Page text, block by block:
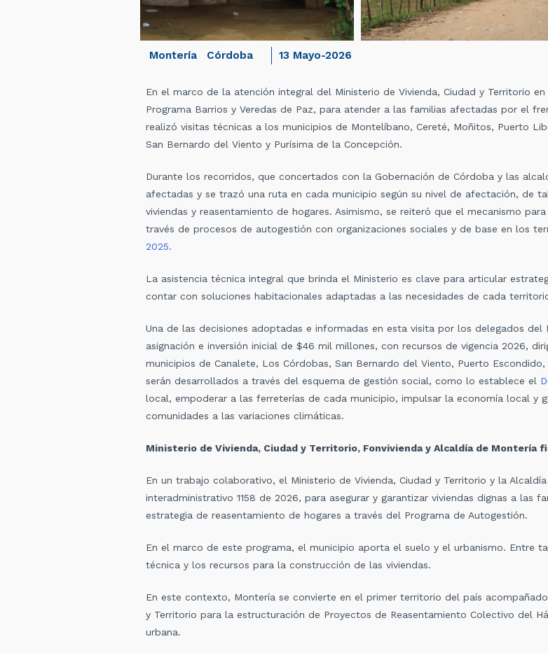
Córdoba
Montería 13 Mayo-2026
En el marco de la atención integral del Ministerio de Vivienda, Ciudad y Territorio
Programa Barrios y Veredas de Paz, para atender a las familias afectadas por el
realizó visitas técnicas a los municipios de Montelíbano, Cereté, Moñitos, Puerto
San Bernardo del Viento y Purísima de la Concepción.
Durante los recorridos, que concertados con la Gobernación de Córdoba y las
afectadas y se trazó una ruta en cada municipio según su nivel de afectación, de
viviendas y reasentamiento de hogares. Asimismo, se reiteró que el mecanismo
través de procesos de autogestión con organizaciones sociales y de base en los
2025.
La asistencia técnica integral que brinda el Ministerio es clave para articular
contar con soluciones habitacionales adaptadas a las necesidades de cada
Una de las decisiones adoptadas e informadas en esta visita por los delegados del
asignación e inversión inicial de $46 mil millones, con recursos de vigencia 2026,
municipios de Canalete, Los Córdobas, San Bernardo del Viento, Puerto
serán desarrollados a través del esquema de gestión social, como lo establece el
local, empoderar a las ferreterías de cada municipio, impulsar la economía local y
comunidades a las variaciones climáticas.
Ministerio de Vivienda, Ciudad y Territorio, Fonvivienda y Alcaldía de Montería
En un trabajo colaborativo, el Ministerio de Vivienda, Ciudad y Territorio y la
interadministrativo 1158 de 2026, para asegurar y garantizar viviendas dignas a las
estrategia de reasentamiento de hogares a través del Programa de Autogestión.
En el marco de este programa, el municipio aporta el suelo y el urbanismo. Entre
técnica y los recursos para la construcción de las viviendas.
En este contexto, Montería se convierte en el primer territorio del país
y Territorio para la estructuración de Proyectos de Reasentamiento Colectivo del
urbana.